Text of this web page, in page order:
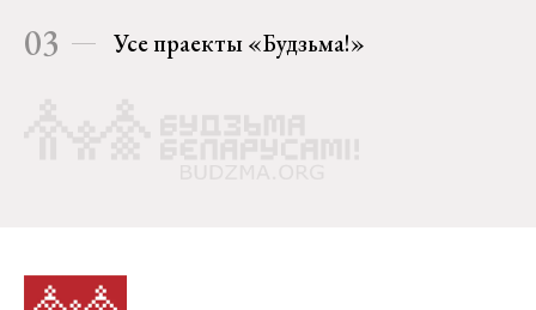
03 Усе праекты «Будзьма!»